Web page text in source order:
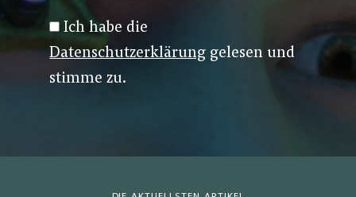
Ich habe die
Datenschutzerklärung gelesen und
stimme zu.